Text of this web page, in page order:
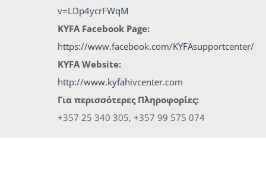
v=LDp4ycrFWqM
KYFA Facebook Page:
https://www.facebook.com/KYFAsupportcenter/
KYFA Website:
http://www.kyfahivcenter.com
Για περισσότερες Πληροφορίες:
+357 25 340 305, +357 99 575 074